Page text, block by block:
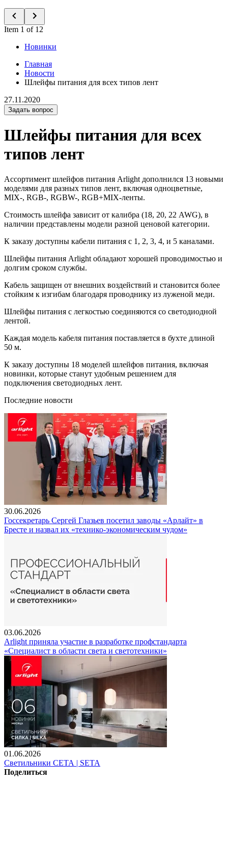
Item 1 of 12
Новинки
Главная
Новости
Шлейфы питания для всех типов лент
27.11.2020
Задать вопрос
Шлейфы питания для всех
типов лент
Ассортимент шлейфов питания Arlight дополнился 13 новыми
моделями для разных типов лент, включая одноцветные,
MIX-, RGB-, RGBW-, RGB+MIX-ленты.
Стоимость шлейфа зависит от калибра (18, 20, 22 AWG), в
наличии представлены модели разной ценовой категории.
К заказу доступны кабели питания с 1, 2, 3, 4, и 5 каналами.
Шлейфы питания Arlight обладают хорошей проводимостью и
долгим сроком службы.
Кабель защищен от внешних воздействий и становится более
стойким к изгибам благодаря проводнику из луженой меди.
Шлейфы питания с легкостью соединяются со светодиодной
лентой.
Каждая модель кабеля питания поставляется в бухте длиной
50 м.
К заказу доступны 18 моделей шлейфов питания, включая
новинки, которые станут удобным решением для
подключения светодиодных лент.
Последние новости
30.06.2026
Госсекретарь Сергей Глазьев посетил заводы «Арлайт» в
Бресте и назвал их «технико-экономическим чудом»
03.06.2026
Arlight приняла участие в разработке профстандарта
«Специалист в области света и светотехники»
01.06.2026
Светильники СЕТА | SETA
Поделиться